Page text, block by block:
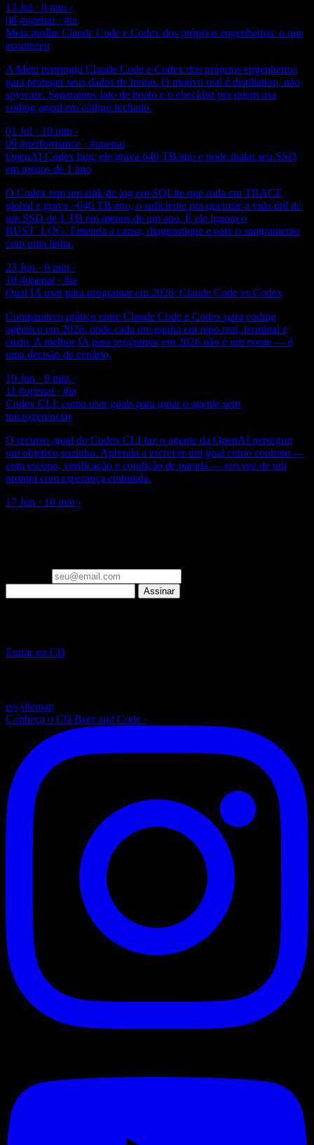
13 Jul · 8 min ›
08 #openai · #ia
Meta proíbe Claude Code e Codex dos próprios engenheiros: o que
aconteceu
A Meta restringiu Claude Code e Codex dos próprios engenheiros
para proteger seus dados de treino. O motivo real é distillation, não
spyware. Separamos fato de boato e o checklist pra quem usa
coding agent em código fechado.
01 Jul · 10 min ›
09 #performance · #openai
OpenAI Codex bug: ele grava 640 TB/ano e pode matar seu SSD
em menos de 1 ano
O Codex tem um sink de log em SQLite que roda em TRACE
global e grava ~640 TB/ano, o suficiente pra queimar a vida útil de
um SSD de 1 TB em menos de um ano. E ele ignora o
RUST_LOG. Entenda a causa, diagnostique e pare o sangramento
com uma linha.
23 Jun · 9 min ›
10 #openai · #ia
Qual IA usar para programar em 2026: Claude Code vs Codex
Comparativo prático entre Claude Code e Codex para coding
agêntico em 2026: onde cada um ganha em repo real, terminal e
custo. A melhor IA para programar em 2026 não é um nome — é
uma decisão de cenário.
19 Jun · 9 min ›
11 #openai · #ia
Codex CLI: como usar goals para guiar o agente sem
microgerenciar
O recurso /goal do Codex CLI faz o agente da OpenAI perseguir
um objetivo sozinho. Aprenda a escrever um goal como contrato —
com escopo, verificação e condição de parada — em vez de um
prompt com esperança embutida.
17 Jun · 10 min ›
Assinar
Entrar no Clã
rss sitemap
Conheça o Clã Beer and Code ›